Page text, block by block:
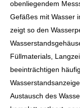
obenliegendem
Gefäßes mit Wasser
zeigt so den
Füllmaterials,
beeinträchtigen
Austausch des